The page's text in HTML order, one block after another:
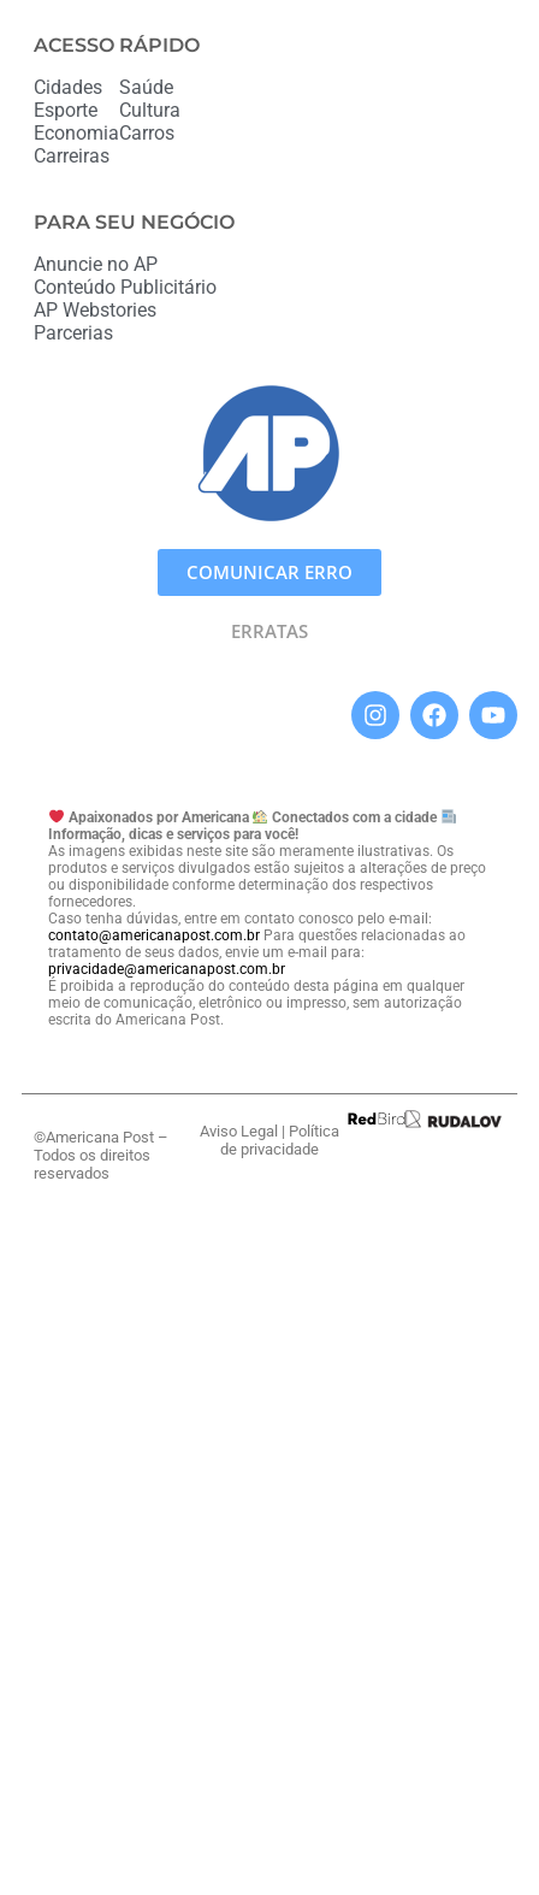
ACESSO RÁPIDO
Cidades
Esporte
Economia
Carreiras
Saúde
Cultura
Carros
PARA SEU NEGÓCIO
Anuncie no AP
Conteúdo Publicitário
AP Webstories
Parcerias
COMUNICAR ERRO
ERRATAS
Apaixonados por Americana
Conectados com a cidade
Informação, dicas e serviços para você!
As imagens exibidas neste site são meramente ilustrativas. Os
produtos e serviços divulgados estão sujeitos a alterações de preço
ou disponibilidade conforme determinação dos respectivos
fornecedores.
Caso tenha dúvidas, entre em contato conosco pelo e-mail:
contato@americanapost.com.br Para questões relacionadas ao
tratamento de seus dados, envie um e-mail para:
privacidade@americanapost.com.br
É proibida a reprodução do conteúdo desta página em qualquer
meio de comunicação, eletrônico ou impresso, sem autorização
escrita do Americana Post.
©Americana Post –
Todos os direitos
reservados
Aviso Legal | Política
de privacidade